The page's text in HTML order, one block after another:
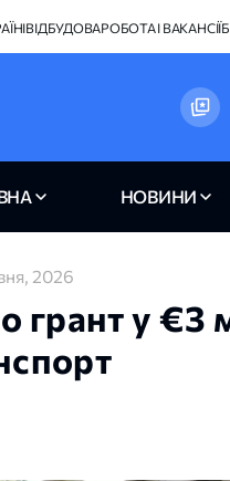
ВІДБУДОВАРОБОТА І ВАКАНСІЇ
НОВИНИ
2026
грант у €3